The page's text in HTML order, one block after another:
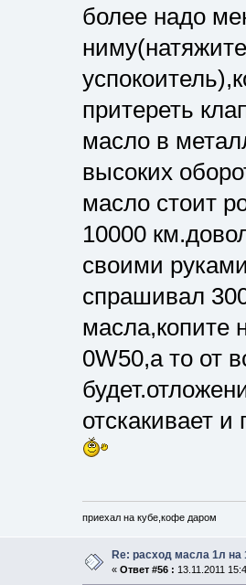
более надо
притереть
масло в
высоких
масло стоит
10000
своими
спрашивал
масла,копите
0W50,а то от
отскакивает
приехал на кубе,кофе даром
Re: расход масла 1л на
« Ответ #56 : 13.11.2011